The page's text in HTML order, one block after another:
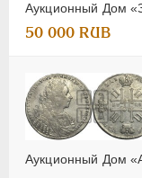
Аукционный Дом
50 000 RUB
Аукционный Дом